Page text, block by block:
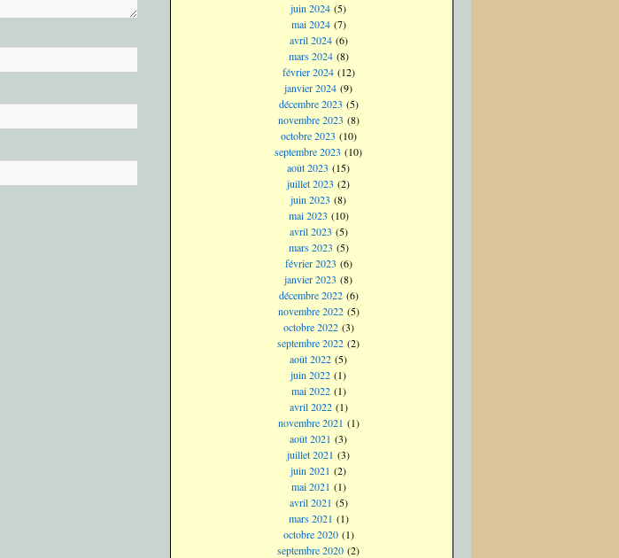
juin 2024 (5)
mai 2024(7)
avril 2024(6)
mars 2024(8)
février 2024(12)
janvier 2024 (9)
décembre 2023 (5)
novembre 2023 (8)
octobre 2023 (10)
septembre 2023 (10)
août 2023 (15)
juillet 2023 (2)
juin 2023 (8)
mai 2023 (10)
avril 2023 (5)
mars 2023 (5)
février 2023 (6)
janvier 2023 (8)
décembre 2022(6)
novembre 2022(5)
octobre 2022(3)
septembre 2022 (2)
août 2022 (5)
juin 2022 (1)
mai 2022(1)
avril 2022(1)
novembre 2021 (1)
août 2021 (3)
juillet 2021 (3)
juin 2021 (2)
mai 2021 (1)
avril 2021 (5)
mars 2021 (1)
octobre 2020(1)
septembre 2020 (2)